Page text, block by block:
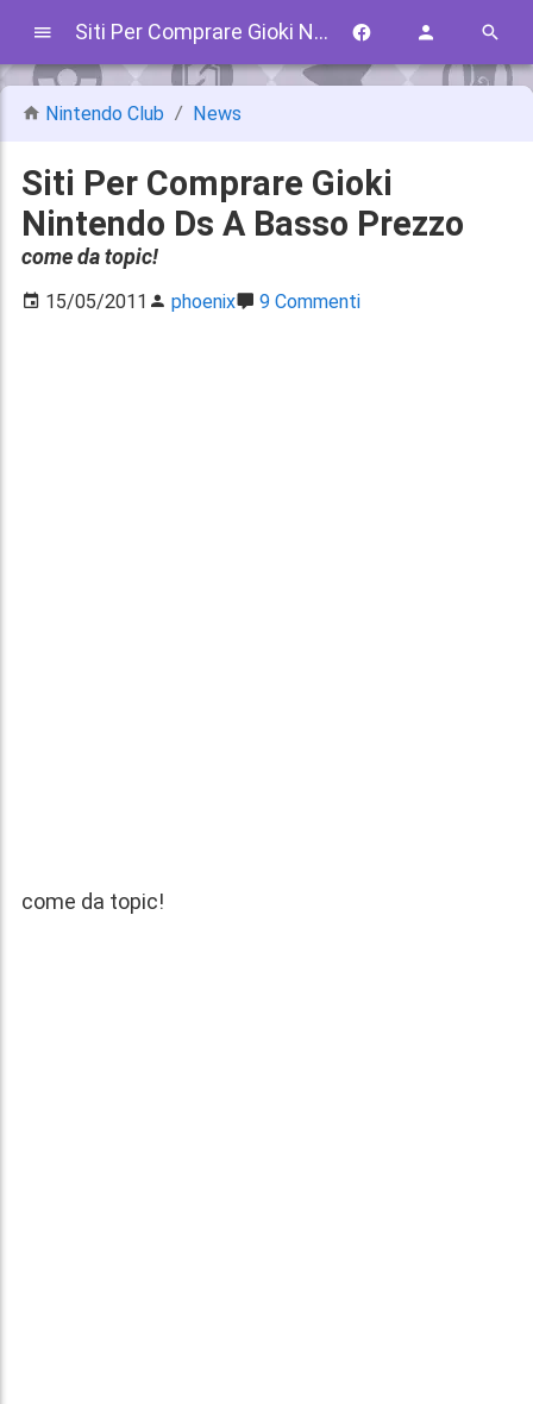
Siti Per Comprare Gioki Nintendo Ds A Basso Prezzo
Nintendo Club News
Siti Per Comprare Gioki
Nintendo Ds A Basso Prezzo
come da topic!
15/05/2011 phoenix 9 Commenti
come da topic!